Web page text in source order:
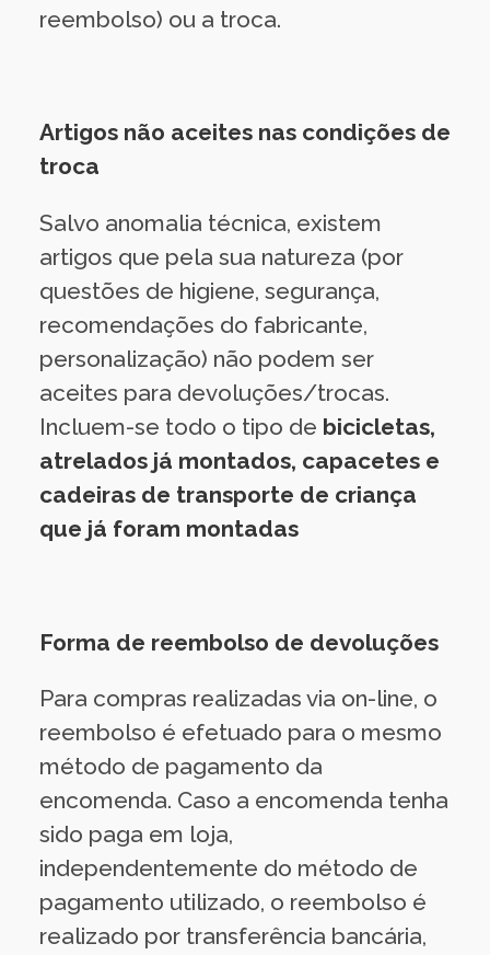
reembolso) ou a troca.
Artigos não aceites nas condições de
troca
Salvo anomalia técnica, existem
artigos que pela sua natureza (por
questões de higiene, segurança,
recomendações do fabricante,
personalização) não podem ser
aceites para devoluções/trocas.
Incluem-se todo o tipo de bicicletas,
atrelados já montados, capacetes e
cadeiras de transporte de criança
que já foram montadas
Forma de reembolso de devoluções
Para compras realizadas via on-line, o
reembolso é efetuado para o mesmo
método de pagamento da
encomenda. Caso a encomenda tenha
sido paga em loja,
independentemente do método de
pagamento utilizado, o reembolso é
realizado por transferência bancária,